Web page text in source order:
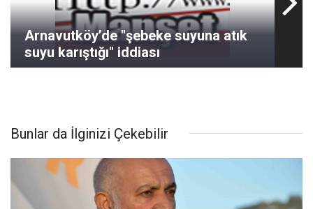
Arnavutköy’de "şebeke suyuna atık
suyu karıştığı" iddiası
Bunlar da İlginizi Çekebilir